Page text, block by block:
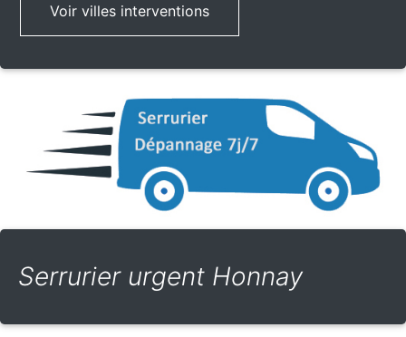
Voir villes interventions
Serrurier urgent Honnay